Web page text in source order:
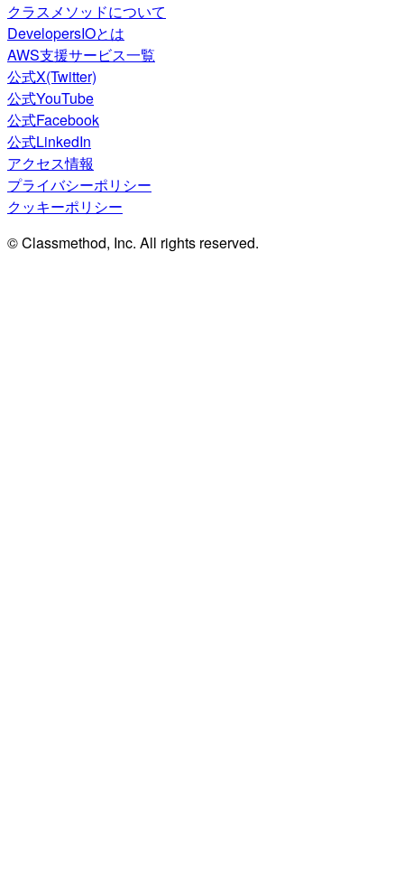
クラスメソッドについて
DevelopersIOとは
AWS支援サービス一覧
公式X(Twitter)
公式YouTube
公式Facebook
公式LinkedIn
アクセス情報
プライバシーポリシー
クッキーポリシー
© Classmethod, Inc. All rights reserved.